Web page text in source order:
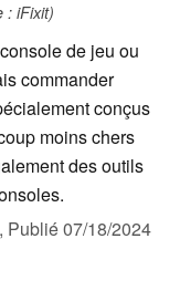
: iFixit)
de jeu ou
commander
conçus
moins chers
des outils
Publié07/18/2024